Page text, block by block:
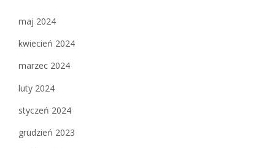
maj 2024
kwiecień 2024
marzec 2024
luty 2024
styczeń 2024
grudzień 2023